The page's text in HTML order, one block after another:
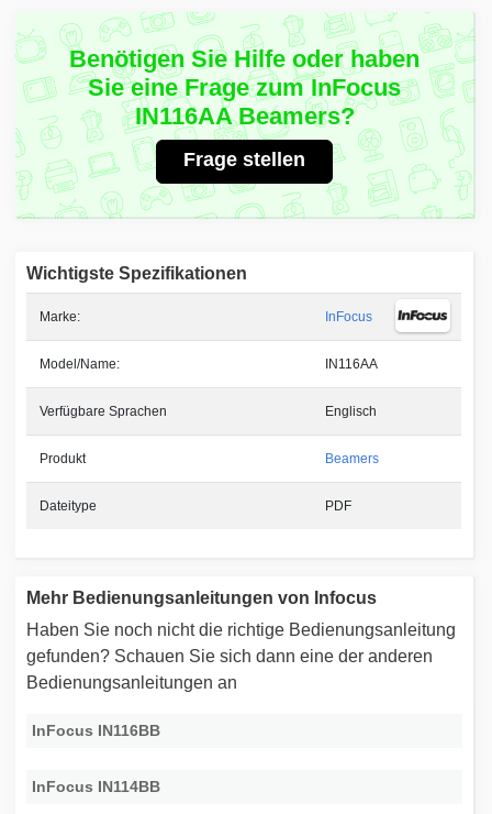
Benötigen Sie Hilfe oder haben
Sie eine Frage zum InFocus
IN116AA Beamers?
Frage stellen
Wichtigste Spezifikationen
Marke: InFocus
Model/Name: IN116AA
Verfügbare Sprachen Englisch
Produkt Beamers
Dateitype PDF
Mehr Bedienungsanleitungen von Infocus
Haben Sie noch nicht die richtige Bedienungsanleitung
gefunden? Schauen Sie sich dann eine der anderen
Bedienungsanleitungen an
InFocus IN116BB
InFocus IN114BB